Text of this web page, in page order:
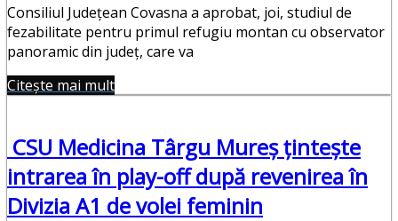
Consiliul Judeţean Covasna a aprobat, joi, studiul de
fezabilitate pentru primul refugiu montan cu observator
panoramic din judeţ, care va
Citește mai mult
CSU Medicina Târgu Mureş ţinteşte
intrarea în play-off după revenirea în
Divizia A1 de volei feminin